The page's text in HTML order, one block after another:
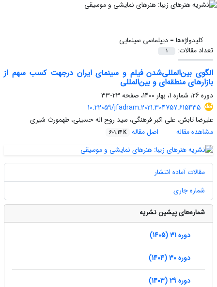
کلیدواژه‌ها =دیپلماسی سینمایی
تعداد مقالات:
1
الگوی بین‌المللی‌شدن فیلم و سینمای ایران درجهت کسب سهم از
بازارهای منطقه‌ای و بین‌المللی
دوره 26، شماره 1، بهار 1400، صفحه
23-33
10.22059/jfadram.2021.304757.615435
علیرضا تابش، علی اکبر فرهنگی، سید روح اله حسینی، طهمورث شیری
مشاهده مقاله
اصل مقاله 601.14 K
مقالات آماده انتشار
شماره جاری
شماره‌های پیشین نشریه
دوره 31 (1405)
دوره 30 (1404)
دوره 29 (1403)